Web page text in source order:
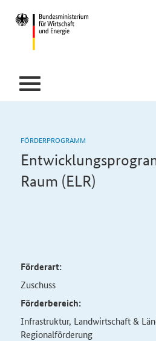
FÖRDERPROGRAMM
Raum (ELR)
Förderart:
Zuschuss
Förderbereich:
Infrastruktur, Landwirtschaft &
Regionalförderung